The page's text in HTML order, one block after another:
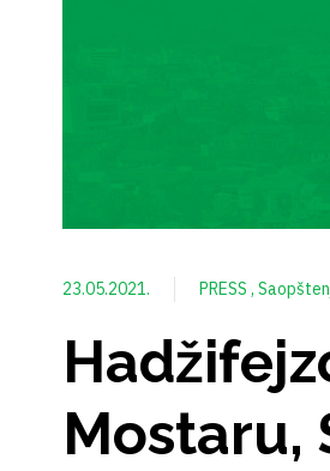
23.05.2021. PRESS
Mostaru,